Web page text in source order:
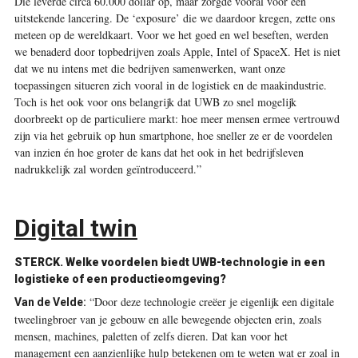
uitstekende lancering. De ‘exposure’ die we daardoor kregen, zette ons
meteen op de wereldkaart. Voor we het goed en wel beseften, werden
we benaderd door topbedrijven zoals Apple, Intel of SpaceX. Het is niet
dat we nu intens met die bedrijven samenwerken, want onze
toepassingen situeren zich vooral in de logistiek en de maakindustrie.
Toch is het ook voor ons belangrijk dat UWB zo snel mogelijk
doorbreekt op de particuliere markt: hoe meer mensen ermee vertrouwd
zijn via het gebruik op hun smartphone, hoe sneller ze er de voordelen
van inzien én hoe groter de kans dat het ook in het bedrijfsleven
nadrukkelijk zal worden geïntroduceerd.”
Digital twin
STERCK. Welke voordelen biedt UWB-technologie in een
logistieke of een productieomgeving?
Van de Velde: “Door deze technologie creëer je eigenlijk een digitale
tweelingbroer van je gebouw en alle bewegende objecten erin, zoals
mensen, machines, paletten of zelfs dieren. Dat kan voor het
management een aanzienlijke hulp betekenen om te weten wat er zoal in